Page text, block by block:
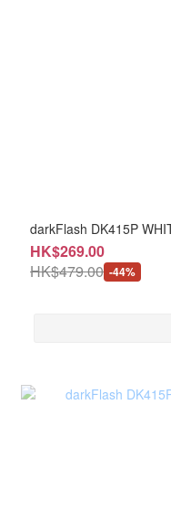
darkFlash DK415P
HK$269.00
HK$479.00 -44%